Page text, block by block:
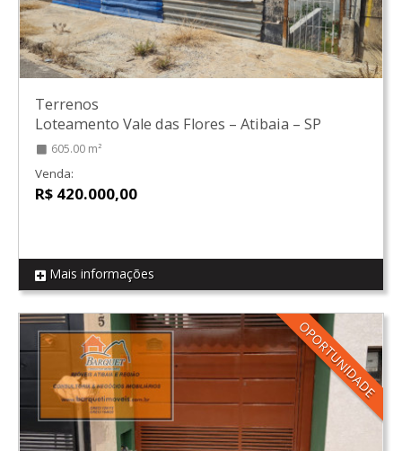
REF T07
Terrenos
Loteamento Vale das Flores – Atibaia – SP
605.00 m²
Venda:
R$ 420.000,00
Mais informações
OPORTUNIDADE